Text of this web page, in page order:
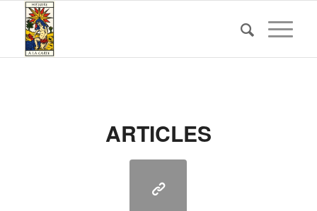
ARTICLES